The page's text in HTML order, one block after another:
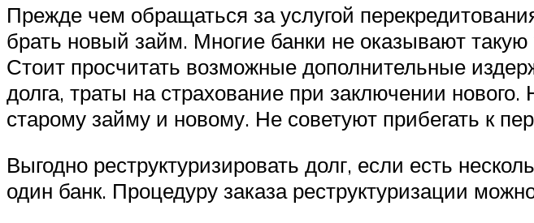
Прежде чем обращаться за услугой
брать новый займ. Многие банки не оказывают
Стоит просчитать возможные дополнительные
долга, траты на страхование при заключении
старому займу и новому. Не советуют прибегать к
Выгодно реструктуризировать долг, если есть
один банк. Процедуру заказа реструктуризации